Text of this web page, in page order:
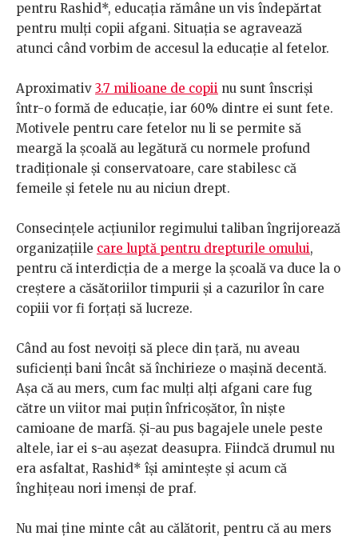
pentru Rashid*, educația rămâne un vis îndepărtat
pentru mulți copii afgani. Situația se agravează
atunci când vorbim de accesul la educație al fetelor.
Aproximativ 3.7 milioane de copii nu sunt înscriși
într-o formă de educație, iar 60% dintre ei sunt fete.
Motivele pentru care fetelor nu li se permite să
meargă la școală au legătură cu normele profund
tradiționale și conservatoare, care stabilesc că
femeile și fetele nu au niciun drept.
Consecințele acțiunilor regimului taliban îngrijorează
organizațiile care luptă pentru drepturile omului,
pentru că interdicția de a merge la școală va duce la o
creștere a căsătoriilor timpurii și a cazurilor în care
copiii vor fi forțați să lucreze.
Când au fost nevoiți să plece din țară, nu aveau
suficienți bani încât să închirieze o mașină decentă.
Așa că au mers, cum fac mulți alți afgani care fug
către un viitor mai puțin înfricoșător, în niște
camioane de marfă. Și-au pus bagajele unele peste
altele, iar ei s-au așezat deasupra. Fiindcă drumul nu
era asfaltat, Rashid* își amintește și acum că
înghițeau nori imenși de praf.
Nu mai ține minte cât au călătorit, pentru că au mers